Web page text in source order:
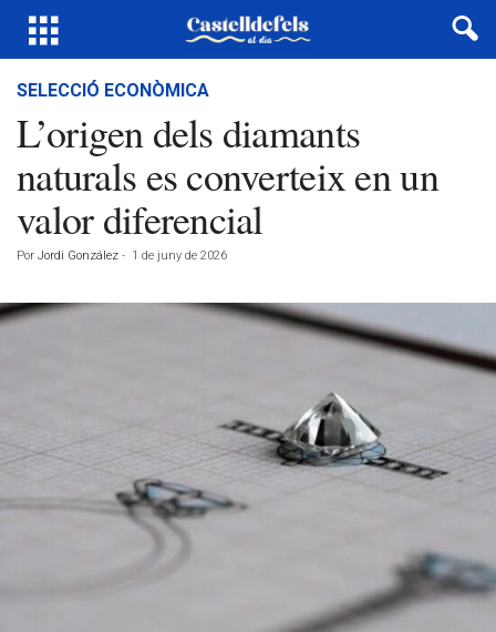
SELECCIÓ ECONÒMICA
L’origen dels diamants
naturals es converteix en un
valor diferencial
Por Jordi González - 1 de juny de 2026